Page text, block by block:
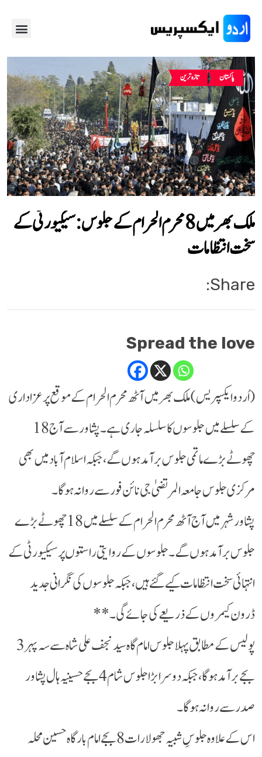
پاکستان تازہ ترین
ملک بھر میں 8 محرم الحرام کے جلوس: سیکیورٹی کے
سخت انتظامات
Share:
Spread the love
(اُردو ایکسپریس) ملک بھر میں آٹھ محرم الحرام کے موقع پر عزاداری
کے سلسلے میں جلوسوں کا سلسلہ جاری ہے۔ پشاور سے آج 18
چھوٹے بڑے ماتمی جلوس برآمد ہوں گے، جبکہ اسلام آباد میں بھی
مرکزی جلوس جامعہ المرتضیٰ جی نائن فور سے روانہ ہوگا۔
پشاور شہر میں آج آٹھ محرم الحرام کے سلسلے میں 18 چھوٹے بڑے
جلوس برآمد ہوں گے۔ جلوسوں کے روایتی راستوں پر سیکیورٹی کے
انتہائی سخت انتظامات کیے گئے ہیں، جبکہ جلوسوں کی نگرانی جدید
ڈرون کیمروں کے ذریعے کی جائے گی۔**
پولیس کے مطابق پہلا جلوس امام گاہ سید نجف علی شاہ سے سہ پہر 3
بجے برآمد ہوگا، جبکہ دوسرا بڑا جلوس شام 4 بجے حسینیہ ہال پشاور
صدر سے روانہ ہوگا۔
اس کے علاوہ جلوسِ شبیہ جھولا رات 8 بجے امام بارگاہ حسین محلہ